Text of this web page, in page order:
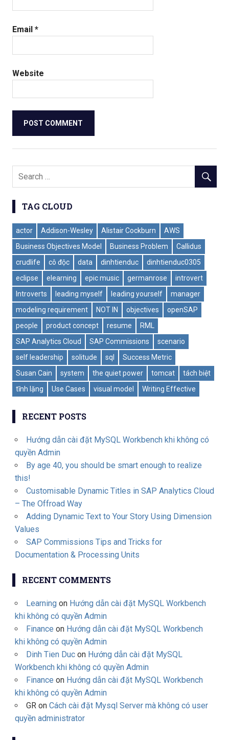
Email *
Website
TAG CLOUD
actor Addison-Wesley Alistair Cockburn
AWS
Business Objectives Model
Business Problem
Callidus
crudlife
cô độc data dinhtienduc
dinhtienduc0305
eclipse
elearning epic music germanrose
introvert
Introverts
leading myself leading yourself
manager
modeling requirement
NOT IN objectives
openSAP
people
product concept resume
RML
SAP Analytics Cloud
SAP Commissions
scenario
self leadership
solitude sql
Success Metric
Susan Cain
system the quiet power tomcat
tách biệt
tĩnh lặng
Use Cases visual model Writing Effective
RECENT POSTS
Hướng dẫn cài đặt MySQL Workbench khi không có
quyền Admin
By age 40, you should be smart enough to realize
this!
Customisable Dynamic Titles in SAP Analytics Cloud
– The Offroad Way
Adding Dynamic Text to Your Story Using Dimension
Values
SAP Commissions Tips and Tricks for
Documentation & Processing Units
RECENT COMMENTS
Learningon Hướng dẫn cài đặt MySQL Workbench
khi không có quyền Admin
Finance on Hướng dẫn cài đặt MySQL Workbench
khi không có quyền Admin
Dinh Tien Ducon Hướng dẫn cài đặt MySQL
Workbench khi không có quyền Admin
Finance on Hướng dẫn cài đặt MySQL Workbench
khi không có quyền Admin
GRon Cách cài đặt Mysql Server mà không có user
quyền administrator